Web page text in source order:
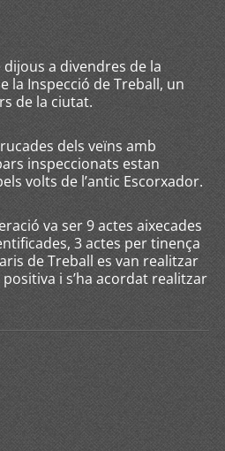
a divendres de la
la Inspecció de Treball, un
de la ciutat.
dels veïns amb
inspeccionats estan
volts de l’antic Escorxador.
va ser 9 actes aixecades
3 actes per tinença
de Treball es van realitzar
i s’ha acordat realitzar